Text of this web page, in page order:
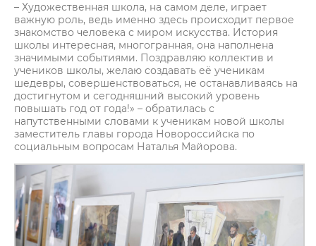
– Художественная школа, на самом деле, играет
важную роль, ведь именно здесь происходит первое
знакомство человека с миром искусства. История
школы интересная, многогранная, она наполнена
значимыми событиями. Поздравляю коллектив и
учеников школы, желаю создавать её ученикам
шедевры, совершенствоваться, не останавливаясь на
достигнутом и сегодняшний высокий уровень
повышать год от года!» – обратилась с
напутственными словами к ученикам новой школы
заместитель главы города Новороссийска по
социальным вопросам Наталья Майорова.